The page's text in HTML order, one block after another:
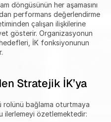
döngüsünün her aşamasını
performans değerlendirme
çalışan ilişkilerine
gösterir. Organizasyonun
İK fonksiyonunun
Stratejik İK’ya
rolünü bağlama oturtmaya
ilerlemeyi özetlemektedir: